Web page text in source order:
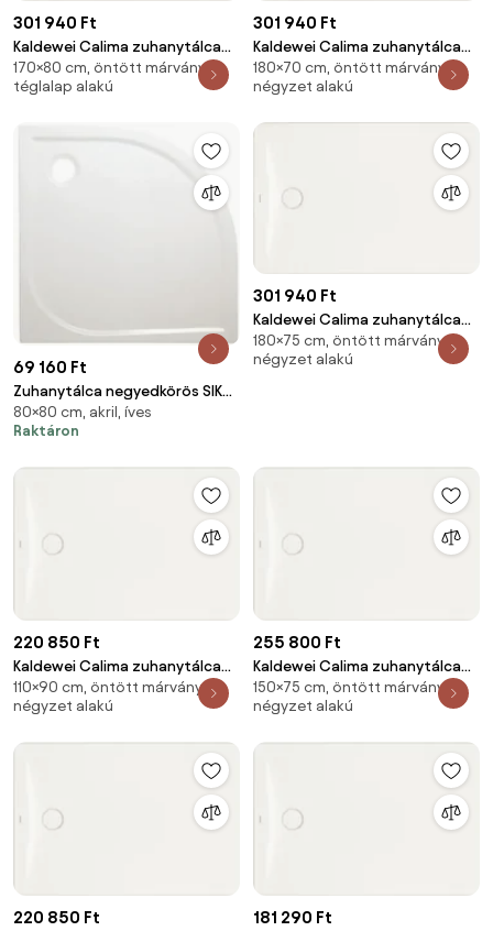
301 940 Ft
Kaldewei Calima zuhanytálca
négyszögletes 170x80 cm
solidlite alpesi fehér
170×80 cm, öntött márvány,
téglalap alakú
301 940 Ft
Kaldewei Calima zuhanytálca
négyszögletes 180x70 cm
solidlite alpesi fehér
180×70 cm, öntött márvány,
négyzet alakú
69 160 Ft
Zuhanytálca negyedkörös SIKO
80x80 cm akrilát fehér FLA80S
80×80 cm, akril, íves
Raktáron
301 940 Ft
Kaldewei Calima zuhanytálca
négyszögletes 180x75 cm
solidlite alpesi fehér
180×75 cm, öntött márvány,
négyzet alakú
220 850 Ft
Kaldewei Calima zuhanytálca
négyszögletes 110x90 cm
solidlite alpesi fehér
110×90 cm, öntött márvány,
négyzet alakú
255 800 Ft
Kaldewei Calima zuhanytálca
négyszögletes 150x75 cm
solidlite alpesi fehér
150×75 cm, öntött márvány,
négyzet alakú
220 850 Ft 181 290 Ft